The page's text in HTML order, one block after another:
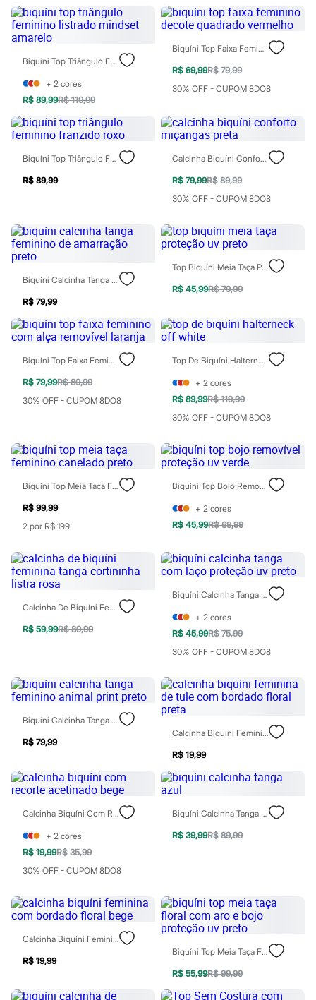
Blusas e Camisetas
Calças
Camisas
Casacos e Jaquetas
Jeans
Shorts e Bermudas
Todos os produtos
Em alta
Arrumadinho para os meninos
Romântico para as meninas
Inverno
Novidades
Roupas menina
4 a 12 anos
10 a 16 anos
Roupas menino
0 a 24 meses
1 a 5 anos
4 a 12 anos
10 a 16 anos
Acessórios
Recém-nascido
Bolsas e Mochilas
Calçados
Botas
Chinelos
Pantufas
Tênis
Diversão
Marcas
Baby Club
Fifteen
Miss Fifteen
Palomino
Moda íntima
Cuecas
Meias
Pijamas
Moda praia
Biquínis e Maiôs
Sungas
Hello Kitty
Homem Aranha
Naruto
Sonic
Beleza
Kits
Perfumes árabes
Novidades
Cabelos
Condicionador
Escovas e Pentes
Finalizadores
Shampoo
Cuidados com o corpo
Hidratante
Protetor solar
Tratamento
Cuidados com o rosto
Esfoliante
Protetor solar
Biquíni Top Triângulo Feminino Listrado Mindset Amarelo
+ 2 cores
R$ 89,99R$ 119,99
Biquíni Top Faixa Feminino Decote Quadrado Vermelho
R$ 69,99R$ 79,99
30% OFF - CUPOM 8DO8
Biquíni Top Triângulo Feminino Franzido Roxo
R$ 89,99
Calcinha Biquíni Conforto Miçangas Preta
R$ 79,99R$ 89,99
30% OFF - CUPOM 8DO8
Biquíni Calcinha Tanga Feminino De Amarração Preto
R$ 79,99
Top Biquíni Meia Taça Proteção Uv Preto
R$ 45,99R$ 79,99
Biquíni Top Faixa Feminino Com Alça Removível Laranja
R$ 79,99R$ 89,99
30% OFF - CUPOM 8DO8
Top De Biquíni Halterneck Off White
+ 2 cores
R$ 89,99R$ 119,99
30% OFF - CUPOM 8DO8
Biquíni Top Meia Taça Feminino Canelado Preto
R$ 99,99
2 por R$ 199
Biquíni Top Bojo Removível Proteção Uv Verde
+ 2 cores
R$ 45,99R$ 69,99
Calcinha De Biquíni Feminina Tanga Cortininha Listra Rosa
R$ 59,99R$ 89,99
Biquíni Calcinha Tanga Com Laço Proteção Uv Preto
+ 2 cores
R$ 45,99R$ 75,99
30% OFF - CUPOM 8DO8
Biquíni Calcinha Tanga Feminino Animal Print Preto
R$ 79,99
Calcinha Biquíni Feminina De Tule Com Bordado Floral Preta
R$ 19,99
Calcinha Biquíni Com Recorte Acetinado Bege
+ 2 cores
R$ 19,99R$ 35,99
30% OFF - CUPOM 8DO8
Biquíni Calcinha Tanga Azul
R$ 39,99R$ 89,99
Calcinha Biquíni Feminina Com Bordado Floral Bege
R$ 19,99
Biquíni Top Meia Taça Floral Com Aro E Bojo Proteção Uv Preto
R$ 55,99R$ 99,99